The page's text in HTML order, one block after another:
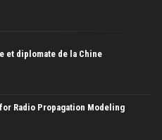
et diplomate de la Chine
Radio Propagation Modeling